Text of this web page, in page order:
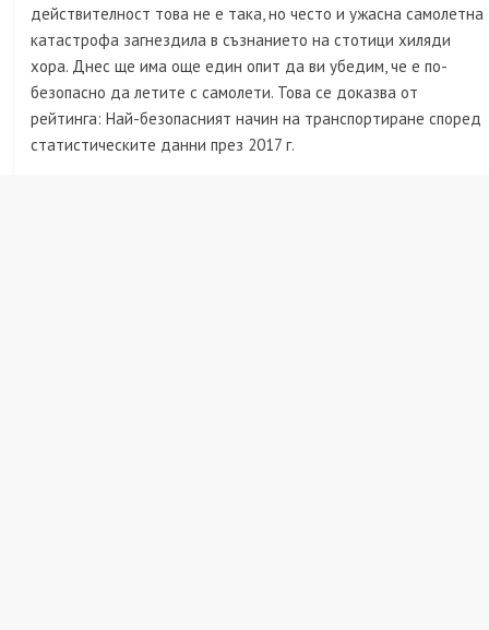
действителност това не е така, но често и ужасна самолетна
катастрофа загнездила в съзнанието на стотици хиляди
хора. Днес ще има още един опит да ви убедим, че е по-
безопасно да летите с самолети. Това се доказва от
рейтинга: Най-безопасният начин на транспортиране според
статистическите данни през 2017 г.